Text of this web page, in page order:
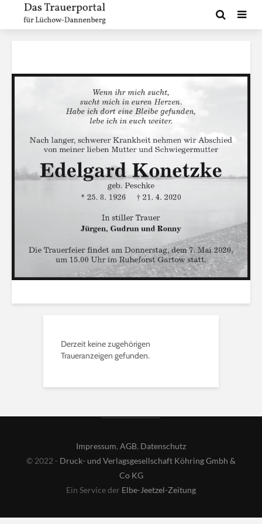
Derzeit keine zugehörigen
Traueranzeigen gefunden.
Impressum, AGB, Datenschutz
© 2022 - Druck- und Verlagsgesellschaft Köhring Gmbh &
Co KG
Ein Service der Elbe-Jeetzel-Zeitung